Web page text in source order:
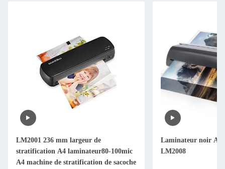
LM2001 236 mm largeur de
stratification A4 laminateur80-100mic
A4 machine de stratification de sacoche
Laminateur noir A4
LM2008